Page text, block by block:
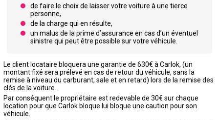
de faire le choix de laisser votre voiture à une tierce
personne,
de la charge qui en résulte,
un malus de la prime d’assurance en cas d’un éventuel
sinistre qui peut être possible sur votre véhicule.
Le client locataire bloquera une garantie de 630€ à Carlok, (un
montant fixé sera prélevé en cas de retour du véhicule, sans la
remise à niveau du carburant, sale et en retard) lors de la remise des
clés de la voiture.
Par conséquent le propriétaire est redevable de 30€ sur chaque
location pour que Carlok bloque lui bloque une caution pour son
véhicule.